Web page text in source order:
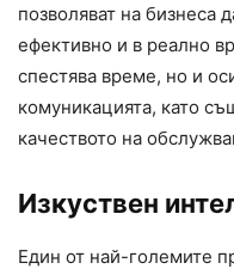
позволяват на бизнеса
ефективно и в реално
спестява време, но и
комуникацията, като
качеството на
Изкуствен
Един от най-големите